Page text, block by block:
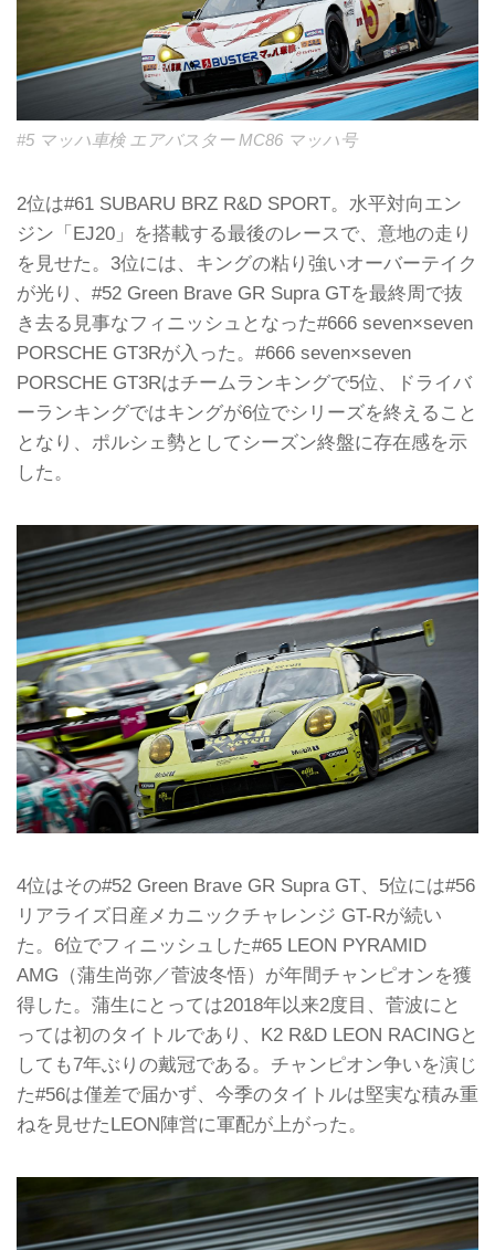
#5 マッハ車検 エアバスター MC86 マッハ号
2位は#61 SUBARU BRZ R&D SPORT。水平対向エン
ジン「EJ20」を搭載する最後のレースで、意地の走り
を見せた。3位には、キングの粘り強いオーバーテイク
が光り、#52 Green Brave GR Supra GTを最終周で抜
き去る見事なフィニッシュとなった#666 seven×seven
PORSCHE GT3Rが入った。#666 seven×seven
PORSCHE GT3Rはチームランキングで5位、ドライバ
ーランキングではキングが6位でシリーズを終えること
となり、ポルシェ勢としてシーズン終盤に存在感を示
した。
4位はその#52 Green Brave GR Supra GT、5位には#56
リアライズ日産メカニックチャレンジ GT-Rが続い
た。6位でフィニッシュした#65 LEON PYRAMID
AMG（蒲生尚弥／菅波冬悟）が年間チャンピオンを獲
得した。蒲生にとっては2018年以来2度目、菅波にと
っては初のタイトルであり、K2 R&D LEON RACINGと
しても7年ぶりの戴冠である。チャンピオン争いを演じ
た#56は僅差で届かず、今季のタイトルは堅実な積み重
ねを見せたLEON陣営に軍配が上がった。